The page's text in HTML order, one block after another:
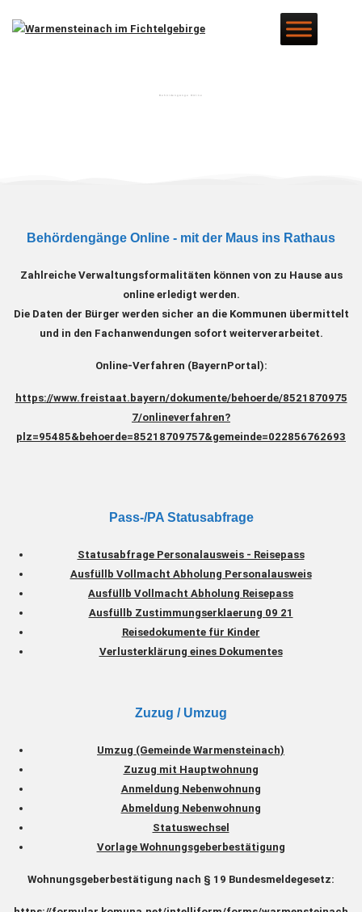
Behördengänge Online
Behördengänge Online - mit der Maus ins Rathaus
Zahlreiche Verwaltungsformalitäten können von zu Hause aus
online erledigt werden.
Die Daten der Bürger werden sicher an die Kommunen übermittelt
und in den Fachanwendungen sofort weiterverarbeitet.
Online-Verfahren (BayernPortal):
https://www.freistaat.bayern/dokumente/behoerde/8521870975
7/onlineverfahren?
plz=95485&behoerde=85218709757&gemeinde=022856762693
Pass-/PA Statusabfrage
Statusabfrage Personalausweis - Reisepass
Ausfüllb Vollmacht Abholung Personalausweis
Ausfüllb Vollmacht Abholung Reisepass
Ausfüllb Zustimmungserklaerung 09 21
Reisedokumente für Kinder
Verlusterklärung eines Dokumentes
Zuzug / Umzug
Umzug (Gemeinde Warmensteinach)
Zuzug mit Hauptwohnung
Anmeldung Nebenwohnung
Abmeldung Nebenwohnung
Statuswechsel
Vorlage Wohnungsgeberbestätigung
Wohnungsgeberbestätigung nach § 19 Bundesmeldegesetz: